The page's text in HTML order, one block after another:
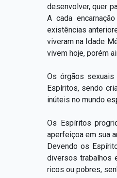
desenvolver, quer
A cada
existências
viveram na Idade
vivem hoje, porém
Os órgãos
Espíritos, sendo
inúteis no mundo
Os Espíritos
aperfeiçoa em sua
Devendo os
diversos trabalhos
ricos ou pobres,